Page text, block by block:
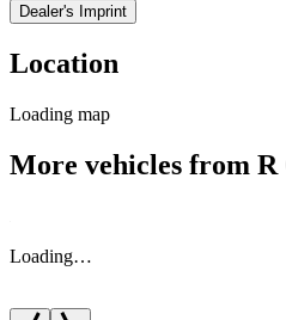
Dealer's Imprint
Location
Loading map
More vehicles from R
Loading…